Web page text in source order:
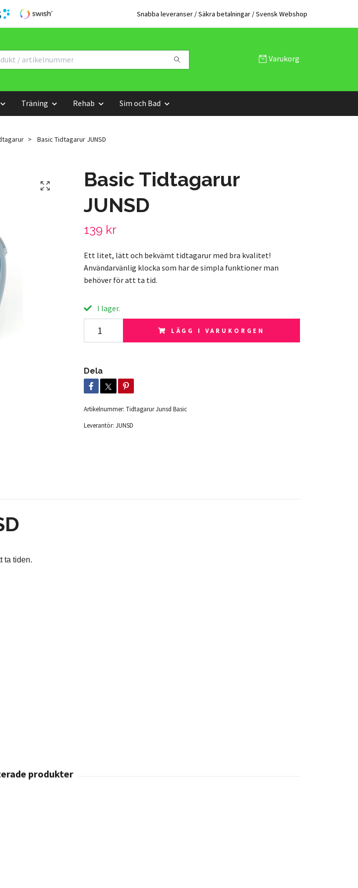
Snabba leveranser / Säkra betalningar / Svensk Webshop
Varukorg
Träning Rehab Sim och Bad
Basic Tidtagarur JUNSD
Basic Tidtagarur
JUNSD
139 kr
Ett litet, lätt och bekvämt tidtagarur med bra kvalitet!
Användarvänlig klocka som har de simpla funktioner man
behöver för att ta tid.
I lager.
LÄGG I VARUKORGEN
Dela
Artikelnummer: Tidtagarur Junsd Basic
Leverantör: JUNSD
ta tiden.